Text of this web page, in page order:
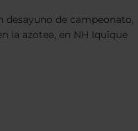
desayuno de campeonato,
la azotea, en NH Iquique